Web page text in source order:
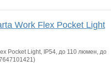
Work Flex Pocket Light
Pocket Light, IP54, до 110 люмен, до